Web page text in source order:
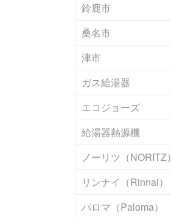
鈴鹿市
桑名市
津市
ガス給湯器
エコジョーズ
給湯器熱源機
ノーリツ（NORITZ）
リンナイ（Rinnai）
パロマ（Paloma）